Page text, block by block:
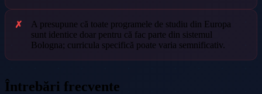
A presupune că toate programele de studiu din Europa
sunt identice doar pentru că fac parte din sistemul
Bologna; curricula specifică poate varia semnificativ.
Întrebări frecvente